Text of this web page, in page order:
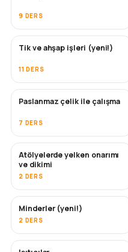
9 DERS
Tik ve ahşap işleri (yeni!)
11 DERS
YAKINDA
Paslanmaz çelik ile çalışma
7 DERS
YAKINDA
Atölyelerde yelken onarımı
ve dikimi
2 DERS
Minderler (yeni!)
2 DERS